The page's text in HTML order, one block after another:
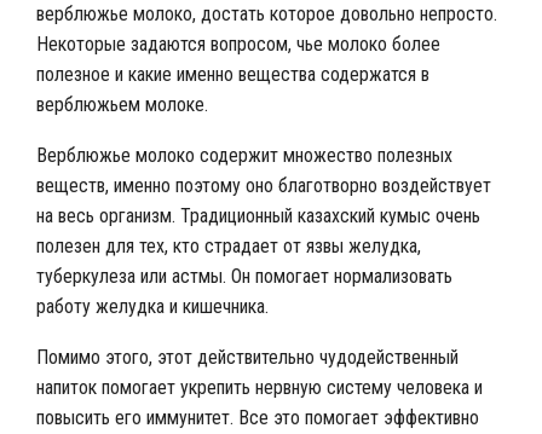
верблюжье молоко, достать которое довольно непросто.
Некоторые задаются вопросом, чье молоко более
полезное и какие именно вещества содержатся в
верблюжьем молоке.
Верблюжье молоко содержит множество полезных
веществ, именно поэтому оно благотворно воздействует
на весь организм. Традиционный казахский кумыс очень
полезен для тех, кто страдает от язвы желудка,
туберкулеза или астмы. Он помогает нормализовать
работу желудка и кишечника.
Помимо этого, этот действительно чудодейственный
напиток помогает укрепить нервную систему человека и
повысить его иммунитет. Все это помогает эффективно